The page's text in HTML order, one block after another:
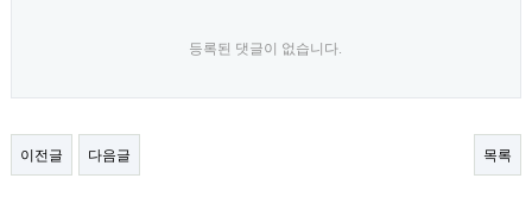
등록된 댓글이 없습니다.
이전글 다음글 목록